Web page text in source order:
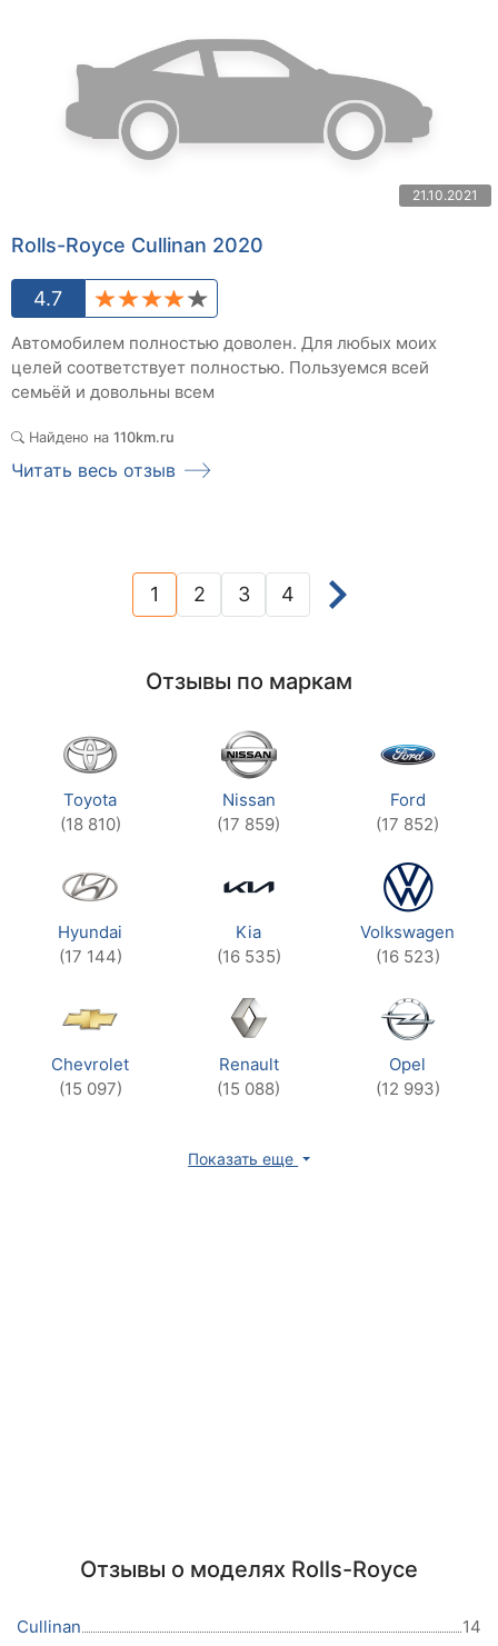
21.10.2021
Rolls-Royce Cullinan 2020
4.7
Автомобилем полностью доволен. Для любых моих
целей соответствует полностью. Пользуемся всей
семьёй и довольны всем
Найдено на 110km.ru
Читать весь отзыв
1(current)
2 3 4
Отзывы по маркам
Toyota
(18 810)
Nissan
(17 859)
Ford
(17 852)
Hyundai
(17 144)
Kia
(16 535)
Volkswagen
(16 523)
Chevrolet
(15 097)
Renault
(15 088)
Opel
(12 993)
Показать еще
Отзывы о моделях Rolls-Royce
Cullinan
14